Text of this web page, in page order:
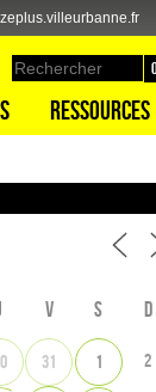
Ressources
V S D
31 1 2